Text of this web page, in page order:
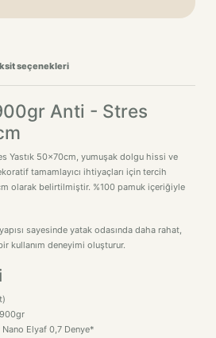
seçenekleri
Anti - Stres
Yastık 50x70cm, yumuşak dolgu hissi ve
tamamlayıcı ihtiyaçları için tercih
olarak belirtilmiştir. %100 pamuk içeriğiyle
sayesinde yatak odasında daha rahat,
kullanım deneyimi oluşturur.
900gr
Elyaf 0,7 Denye*